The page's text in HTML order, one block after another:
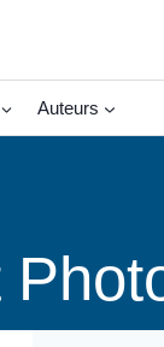
Auteurs